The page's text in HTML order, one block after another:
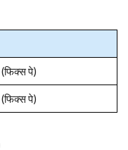
पे)
पे)